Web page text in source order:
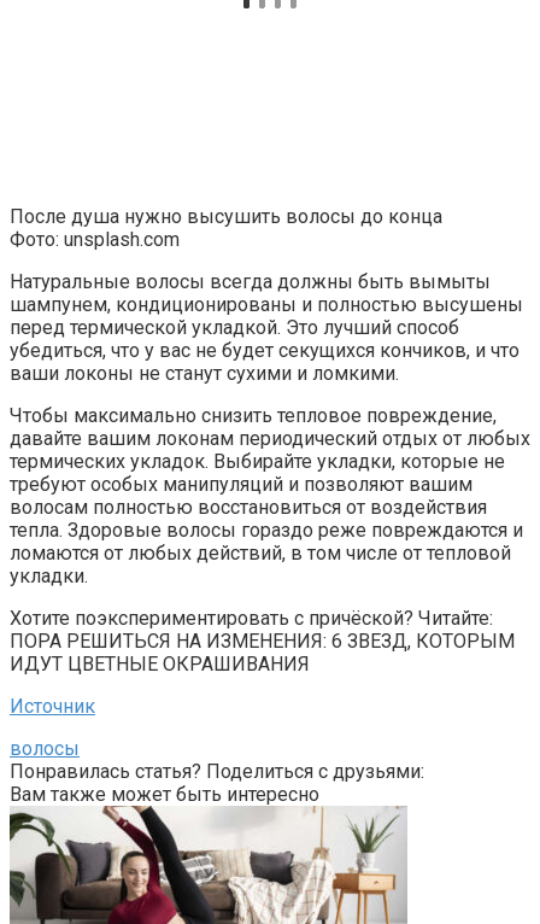
После душа нужно высушить волосы до конца
Фото: unsplash.com
Натуральные волосы всегда должны быть вымыты
шампунем, кондиционированы и полностью высушены
перед термической укладкой. Это лучший способ
убедиться, что у вас не будет секущихся кончиков, и что
ваши локоны не станут сухими и ломкими.
Чтобы максимально снизить тепловое повреждение,
давайте вашим локонам периодический отдых от любых
термических укладок. Выбирайте укладки, которые не
требуют особых манипуляций и позволяют вашим
волосам полностью восстановиться от воздействия
тепла. Здоровые волосы гораздо реже повреждаются и
ломаются от любых действий, в том числе от тепловой
укладки.
Хотите поэкспериментировать с причёской? Читайте:
ПОРА РЕШИТЬСЯ НА ИЗМЕНЕНИЯ: 6 ЗВЕЗД, КОТОРЫМ
ИДУТ ЦВЕТНЫЕ ОКРАШИВАНИЯ
Источник
волосы
Понравилась статья? Поделиться с друзьями:
Вам также может быть интересно